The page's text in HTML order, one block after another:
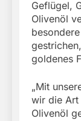
Geflügel,
Olivenöl
goldenes
„Mit
wir die Art
Olivenöl